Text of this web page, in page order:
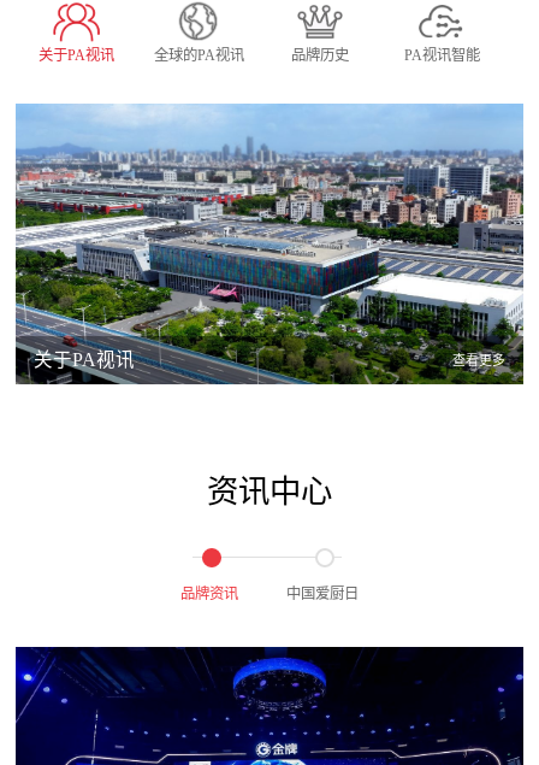
关于PA视讯 全球的PA视讯 品牌历史 PA视讯智能
关于PA视讯 查看更多
资讯中心
品牌资讯 中国爱厨日